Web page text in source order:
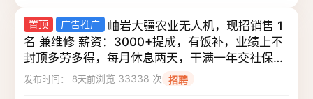
置顶 广告推广
岫岩大疆农业无人机，现招销售 1
名 兼维修 薪资：3000+提成，有饭补，业绩上不
封顶多劳多得，每月休息两天，干满一年交社保。
有无经验均可，培训上岗。
发布时间： 8天前浏览 33338 次 招聘